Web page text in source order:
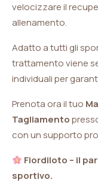
velocizzare il
allenamento.
Adatto a tutti gli
trattamento viene
individuali per
Prenota ora il tuo
Tagliamento
con un supporto
Fiordiloto – il
sportivo.